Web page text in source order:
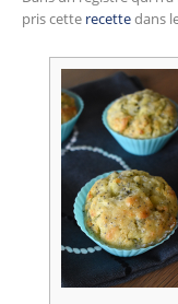
pris cette recettedans